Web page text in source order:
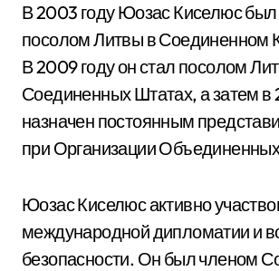
В 2003 году Юозас Киселюс был
посолом Литвы в Соединенном
В 2009 году он стал посолом
Соединенных Штатах, а затем в
назначен постоянным
при Организации
Юозас Киселюс активно
международной дипломатии и
безопасности. Он был членом